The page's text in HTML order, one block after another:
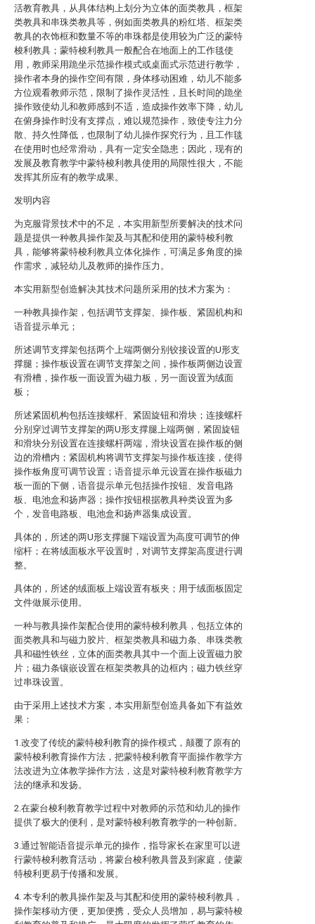
活教育教具，从具体结构上划分为立体的面类教具，框架
类教具和串珠类教具等，例如面类教具的粉红塔、框架类
教具的衣饰框和数量不等的串珠都是使用较为广泛的蒙特
梭利教具；蒙特梭利教具一般配合在地面上的工作毯使
用，教师采用跪坐示范操作模式或桌面式示范进行教学，
操作者本身的操作空间有限，身体移动困难，幼儿不能多
方位观看教师示范，限制了操作灵活性，且长时间的跪坐
操作致使幼儿和教师感到不适，造成操作效率下降，幼儿
在俯身操作时没有支撑点，难以规范操作，致使专注力分
散、持久性降低，也限制了幼儿操作探究行为，且工作毯
在使用时也经常滑动，具有一定安全隐患；因此，现有的
发展及教育教学中蒙特梭利教具使用的局限性很大，不能
发挥其所应有的教学成果。
发明内容
为克服背景技术中的不足，本实用新型所要解决的技术问
题是提供一种教具操作架及与其配和使用的蒙特梭利教
具，能够将蒙特梭利教具立体化操作，可满足多角度的操
作需求，减轻幼儿及教师的操作压力。
本实用新型创造解决其技术问题所采用的技术方案为：
一种教具操作架，包括调节支撑架、操作板、紧固机构和
语音提示单元；
所述调节支撑架包括两个上端两侧分别铰接设置的U形支
撑腿；操作板设置在调节支撑架之间，操作板两侧边设置
有滑槽，操作板一面设置为磁力板，另一面设置为绒面
板；
所述紧固机构包括连接螺杆、紧固旋钮和滑块；连接螺杆
分别穿过调节支撑架的两U形支撑腿上端两侧，紧固旋钮
和滑块分别设置在连接螺杆两端，滑块设置在操作板的侧
边的滑槽内；紧固机构将调节支撑架与操作板连接，使得
操作板角度可调节设置；语音提示单元设置在操作板磁力
板一面的下侧，语音提示单元包括操作按钮、发音电路
板、电池盒和扬声器；操作按钮根据教具种类设置为多
个，发音电路板、电池盒和扬声器集成设置。
具体的，所述的两U形支撑腿下端设置为高度可调节的伸
缩杆；在将绒面板水平设置时，对调节支撑架高度进行调
整。
具体的，所述的绒面板上端设置有板夹；用于绒面板固定
文件做展示使用。
一种与教具操作架配合使用的蒙特梭利教具，包括立体的
面类教具和与磁力胶片、框架类教具和磁力条、串珠类教
具和磁性铁丝，立体的面类教具其中一个面上设置磁力胶
片；磁力条镶嵌设置在框架类教具的边框内；磁力铁丝穿
过串珠设置。
由于采用上述技术方案，本实用新型创造具备如下有益效
果：
1.改变了传统的蒙特梭利教育的操作模式，颠覆了原有的
蒙特梭利教育操作方法，把蒙特梭利教育平面操作教学方
法改进为立体教学操作方法，这是对蒙特梭利教育教学方
法的继承和发扬。
2.在蒙台梭利教育教学过程中对教师的示范和幼儿的操作
提供了极大的便利，是对蒙特梭利教育教学的一种创新。
3.通过智能语音提示单元的操作，指导家长在家里可以进
行蒙特梭利教育活动，将蒙台梭利教具普及到家庭，使蒙
特梭利更易于传播和发展。
4. 本专利的教具操作架及与其配和使用的蒙特梭利教具，
操作架移动方便，更加便携，受众人员增加，易与蒙特梭